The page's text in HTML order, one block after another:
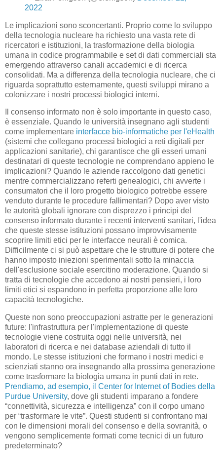
2022
Le implicazioni sono sconcertanti. Proprio come lo sviluppo
della tecnologia nucleare ha richiesto una vasta rete di
ricercatori e istituzioni, la trasformazione della biologia
umana in codice programmabile e set di dati commerciali sta
emergendo attraverso canali accademici e di ricerca
consolidati. Ma a differenza della tecnologia nucleare, che ci
riguarda soprattutto esternamente, questi sviluppi mirano a
colonizzare i nostri processi biologici interni.
Il consenso informato non è solo importante in questo caso,
è essenziale. Quando le università insegnano agli studenti
come implementare interfacce bio-informatiche per l'eHealth
(sistemi che collegano processi biologici a reti digitali per
applicazioni sanitarie), chi garantisce che gli esseri umani
destinatari di queste tecnologie ne comprendano appieno le
implicazioni? Quando le aziende raccolgono dati genetici
mentre commercializzano referti genealogici, chi avverte i
consumatori che il loro progetto biologico potrebbe essere
venduto durante le procedure fallimentari? Dopo aver visto
le autorità globali ignorare con disprezzo i principi del
consenso informato durante i recenti interventi sanitari, l'idea
che queste stesse istituzioni possano improvvisamente
scoprire limiti etici per le interfacce neurali è comica.
Difficilmente ci si può aspettare che le strutture di potere che
hanno imposto iniezioni sperimentali sotto la minaccia
dell'esclusione sociale esercitino moderazione. Quando si
tratta di tecnologie che accedono ai nostri pensieri, i loro
limiti etici si espandono in perfetta proporzione alle loro
capacità tecnologiche.
Queste non sono preoccupazioni astratte per le generazioni
future: l'infrastruttura per l'implementazione di queste
tecnologie viene costruita oggi nelle università, nei
laboratori di ricerca e nei database aziendali di tutto il
mondo. Le stesse istituzioni che formano i nostri medici e
scienziati stanno ora insegnando alla prossima generazione
come trasformare la biologia umana in punti dati in rete.
Prendiamo, ad esempio, il Center for Internet of Bodies della
Purdue University, dove gli studenti imparano a fondere
“connettività, sicurezza e intelligenza” con il corpo umano
per “trasformare le vite”. Questi studenti si confrontano mai
con le dimensioni morali del consenso e della sovranità, o
vengono semplicemente formati come tecnici di un futuro
predeterminato?